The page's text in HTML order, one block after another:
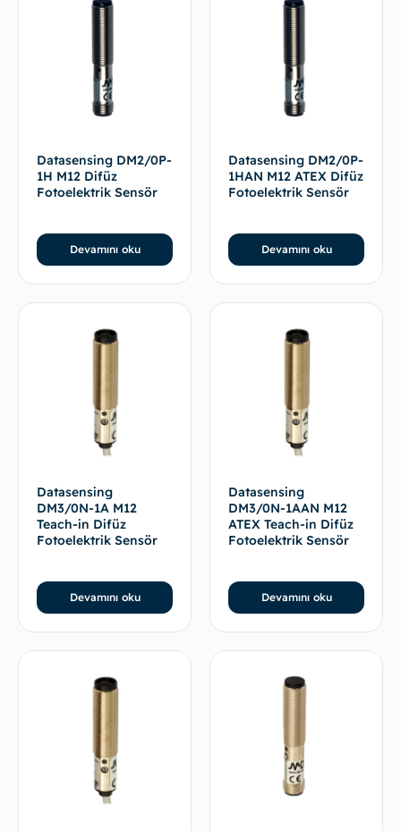
Datasensing DM2/0P-
1H M12 Difüz
Fotoelektrik Sensör
Devamını oku
Datasensing DM2/0P-
1HAN M12 ATEX Difüz
Fotoelektrik Sensör
Devamını oku
Datasensing
DM3/0N-1A M12
Teach-in Difüz
Fotoelektrik Sensör
Devamını oku
Datasensing
DM3/0N-1AAN M12
ATEX Teach-in Difüz
Fotoelektrik Sensör
Devamını oku